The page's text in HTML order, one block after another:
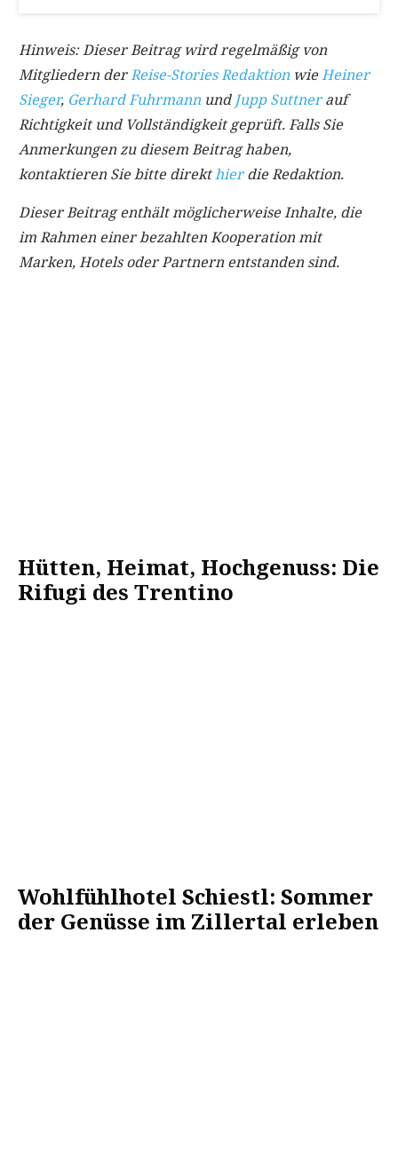
Hinweis: Dieser Beitrag wird regelmäßig von
Mitgliedern derReise-Stories Redaktion wieHeiner
Sieger, Gerhard Fuhrmann und Jupp Suttnerauf
Richtigkeit und Vollständigkeit geprüft. Falls Sie
Anmerkungen zu diesem Beitrag haben,
kontaktieren Sie bitte direkthierdie Redaktion.
Dieser Beitrag enthält möglicherweise Inhalte, die
im Rahmen einer bezahlten Kooperation mit
Marken, Hotels oder Partnern entstanden sind.
Hütten, Heimat, Hochgenuss: Die
Rifugi des Trentino
Wohlfühlhotel Schiestl: Sommer
der Genüsse im Zillertal erleben